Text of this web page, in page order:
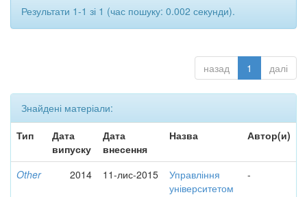
Результати 1-1 зі 1 (час пошуку: 0.002 секунди).
назад 1 далі
Знайдені матеріали:
Тип
Дата
випуску
Дата
внесення
Назва Автор(и)
Other 2014 11-лис-2015
Управління
університетом
-